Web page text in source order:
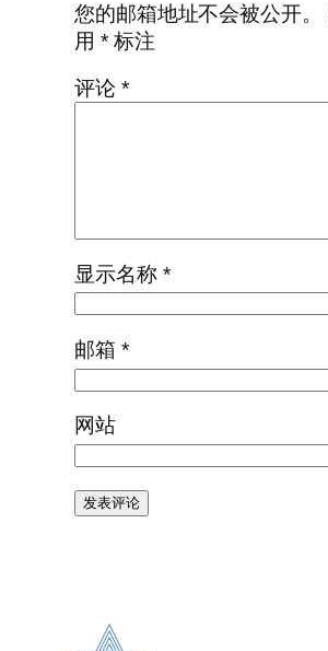
您的邮箱地址不会被公开。
用 *标注
评论 *
显示名称 *
邮箱 *
网站